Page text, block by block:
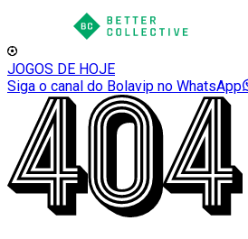
JOGOS DE HOJE
Siga o canal do Bolavip no WhatsApp